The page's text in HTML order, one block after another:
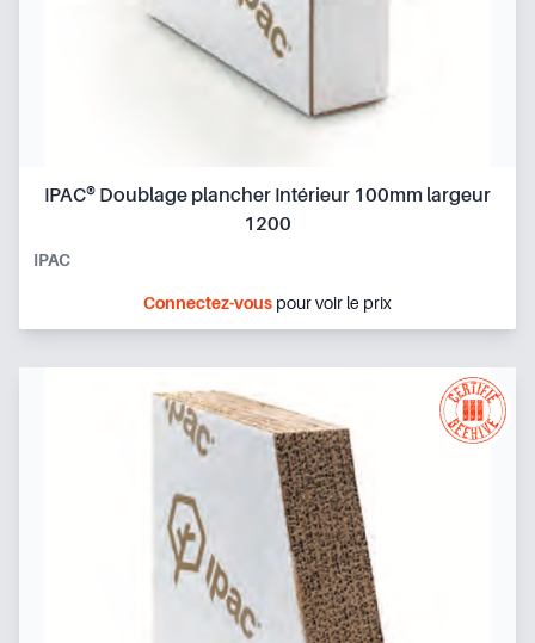
IPAC® Doublage plancher Intérieur 100mm largeur
1200
IPAC
Connectez-vous pour voir le prix